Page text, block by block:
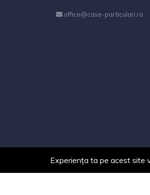
office@case-particulari.ro
Experiența ta pe acest site